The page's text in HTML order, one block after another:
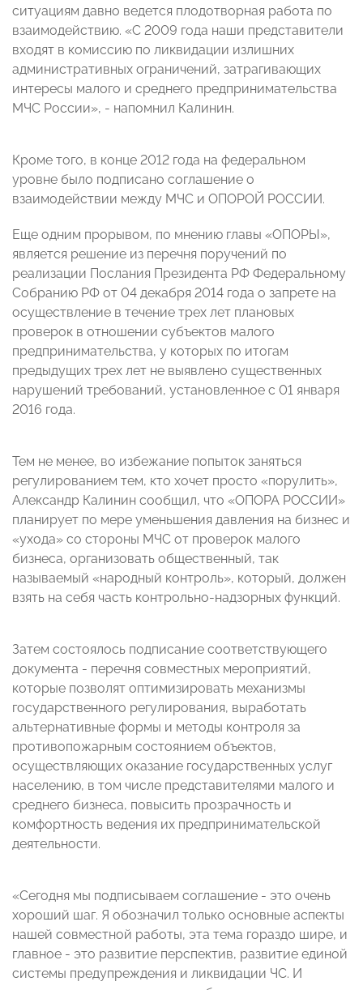
ситуациям давно ведется плодотворная работа по
взаимодействию. «С 2009 года наши представители
входят в комиссию по ликвидации излишних
административных ограничений, затрагивающих
интересы малого и среднего предпринимательства
МЧС России», - напомнил Калинин.
Кроме того, в конце 2012 года на федеральном
уровне было подписано соглашение о
взаимодействии между МЧС и ОПОРОЙ РОССИИ.
Еще одним прорывом, по мнению главы «ОПОРЫ»,
является решение из перечня поручений по
реализации Послания Президента РФ Федеральному
Собранию РФ от 04 декабря 2014 года о запрете на
осуществление в течение трех лет плановых
проверок в отношении субъектов малого
предпринимательства, у которых по итогам
предыдущих трех лет не выявлено существенных
нарушений требований, установленное с 01 января
2016 года.
Тем не менее, во избежание попыток заняться
регулированием тем, кто хочет просто «порулить»,
Александр Калинин сообщил, что «ОПОРА РОССИИ»
планирует по мере уменьшения давления на бизнес и
«ухода» со стороны МЧС от проверок малого
бизнеса, организовать общественный, так
называемый «народный контроль», который, должен
взять на себя часть контрольно-надзорных функций.
Затем состоялось подписание соответствующего
документа - перечня совместных мероприятий,
которые позволят оптимизировать механизмы
государственного регулирования, выработать
альтернативные формы и методы контроля за
противопожарным состоянием объектов,
осуществляющих оказание государственных услуг
населению, в том числе представителями малого и
среднего бизнеса, повысить прозрачность и
комфортность ведения их предпринимательской
деятельности.
«Сегодня мы подписываем соглашение - это очень
хороший шаг. Я обозначил только основные аспекты
нашей совместной работы, эта тема гораздо шире, и
главное - это развитие перспектив, развитие единой
системы предупреждения и ликвидации ЧС. И